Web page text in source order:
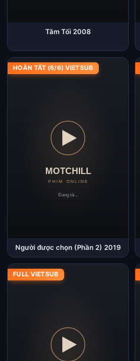
Tăm Tối 2008
HOÀN TẤT (6/6) VIETSUB
Người được chọn (Phần 2) 2019
FULL VIETSUB